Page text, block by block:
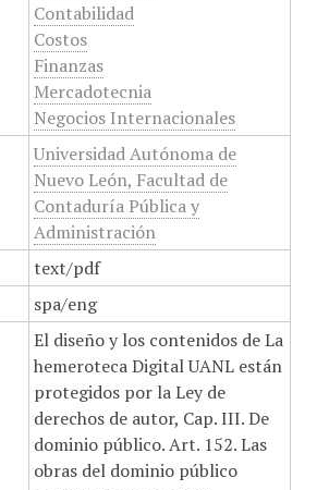
Contabilidad
Costos
Finanzas
Mercadotecnia
Negocios Internacionales
Universidad Autónoma de
Nuevo León, Facultad de
Contaduría Pública y
Administración
text/pdf
spa/eng
El diseño y los contenidos de La
hemeroteca Digital UANL están
protegidos por la Ley de
derechos de autor, Cap. III. De
dominio público. Art. 152. Las
obras del dominio público